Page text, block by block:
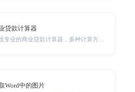
贷款计算器
Word中的图片